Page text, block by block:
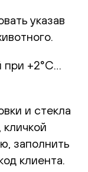
указав
+2°С…
и стекла
заполнить
клиента.